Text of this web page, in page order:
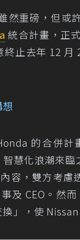
然重磅，但或
統合計畫，正
止去年 12
的合併
慧化浪潮來
容，雙方考
及 CEO。然
」，使